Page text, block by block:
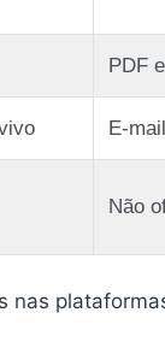
PDF
Não
nas